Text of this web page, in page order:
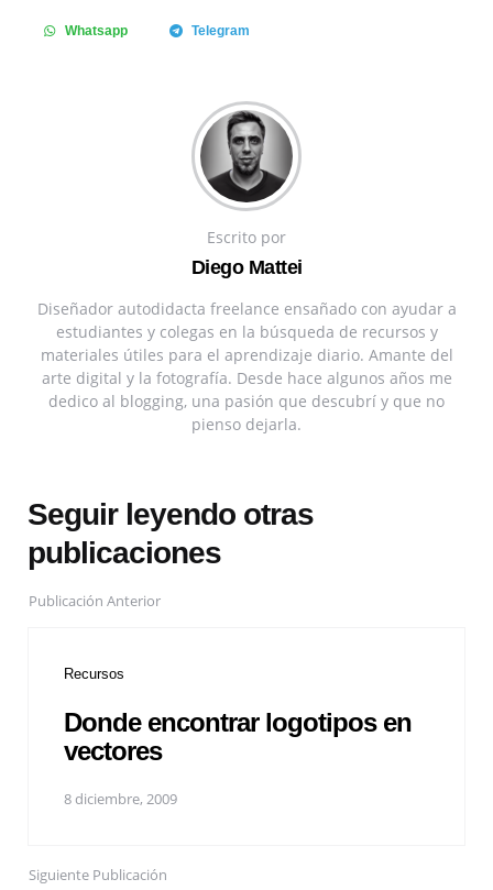
Whatsapp Telegram
Escrito por
Diego Mattei
Diseñador autodidacta freelance ensañado con ayudar a
estudiantes y colegas en la búsqueda de recursos y
materiales útiles para el aprendizaje diario. Amante del
arte digital y la fotografía. Desde hace algunos años me
dedico al blogging, una pasión que descubrí y que no
pienso dejarla.
Seguir leyendo otras
publicaciones
Publicación Anterior
Recursos
Donde encontrar logotipos en
vectores
8 diciembre, 2009
Siguiente Publicación